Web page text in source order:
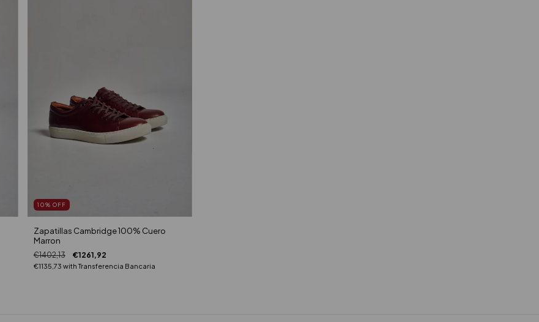
10% OFF
Zapatillas Cambridge 100% Cuero
Marron
€1402,13 €1261,92
€1135,73 with Transferencia Bancaria